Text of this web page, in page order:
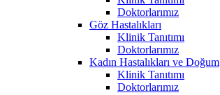
Doktorlarımız
Göz Hastalıkları
Klinik Tanıtımı
Doktorlarımız
Kadın Hastalıkları ve Doğum
Klinik Tanıtımı
Doktorlarımız